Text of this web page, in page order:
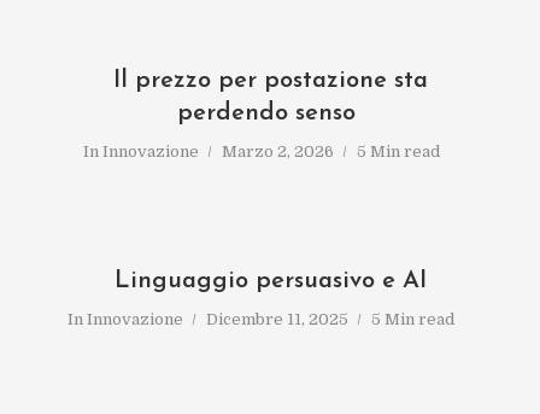
Il prezzo per postazione sta
perdendo senso
In Innovazione Marzo 2, 2026 5 Min read
Linguaggio persuasivo e AI
In Innovazione Dicembre 11, 2025 5 Min read